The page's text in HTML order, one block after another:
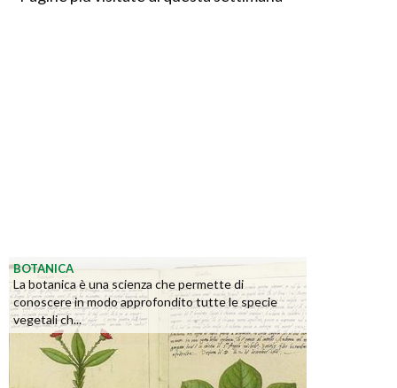
BOTANICA
La botanica è una scienza che permette di
conoscere in modo approfondito tutte le specie
vegetali ch...